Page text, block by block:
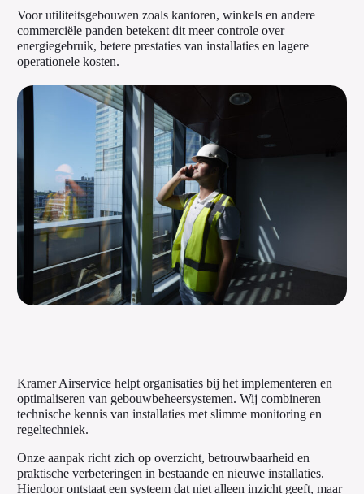
Voor utiliteitsgebouwen zoals kantoren, winkels en andere
commerciële panden betekent dit meer controle over
energiegebruik, betere prestaties van installaties en lagere
operationele kosten.
Kramer Airservice helpt organisaties bij het implementeren en
optimaliseren van gebouwbeheersystemen. Wij combineren
technische kennis van installaties met slimme monitoring en
regeltechniek.
Onze aanpak richt zich op overzicht, betrouwbaarheid en
praktische verbeteringen in bestaande en nieuwe installaties.
Hierdoor ontstaat een systeem dat niet alleen inzicht geeft, maar